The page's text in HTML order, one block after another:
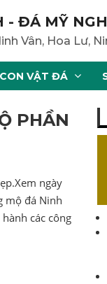
- ĐÁ MỸ
Vân, Hoa Lư,
CON VẬT ĐÁ
PHẦN
ngày
mộ đá Ninh
các công